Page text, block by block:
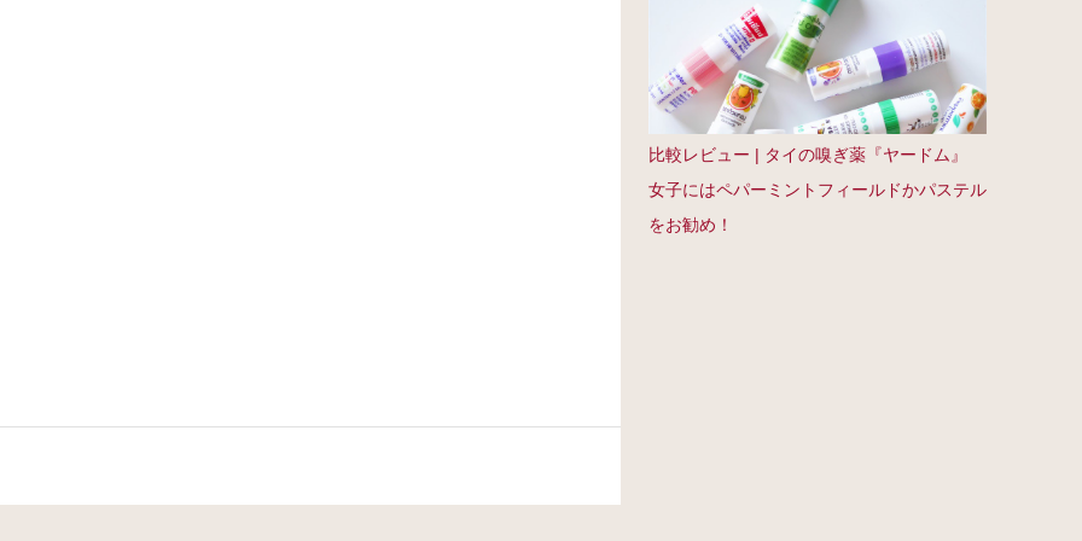
比較レビュー | タイの嗅ぎ薬『ヤードム』
女子にはペパーミントフィールドかパステル
をお勧め！